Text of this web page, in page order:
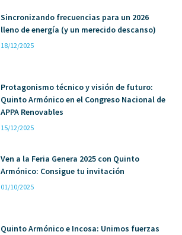
Sincronizando frecuencias para un 2026
lleno de energía (y un merecido descanso)
18/12/2025
Protagonismo técnico y visión de futuro:
Quinto Armónico en el Congreso Nacional de
APPA Renovables
15/12/2025
Ven a la Feria Genera 2025 con Quinto
Armónico: Consigue tu invitación
01/10/2025
Quinto Armónico e Incosa: Unimos fuerzas